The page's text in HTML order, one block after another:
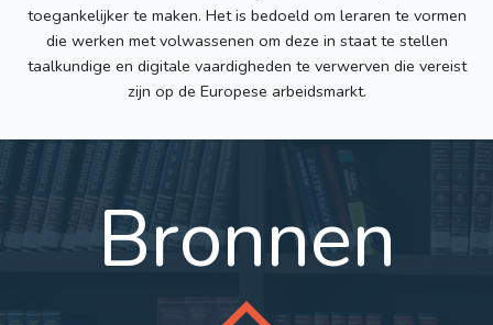
toegankelijker te maken. Het is bedoeld om leraren te vormen
die werken met volwassenen om deze in staat te stellen
taalkundige en digitale vaardigheden te verwerven die vereist
zijn op de Europese arbeidsmarkt.
Bronnen